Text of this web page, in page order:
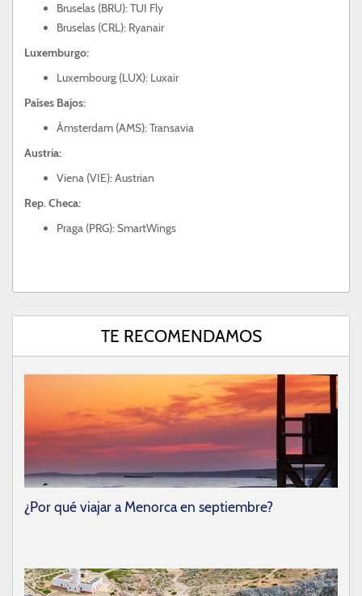
Bruselas (BRU): TUI Fly
Bruselas (CRL): Ryanair
Luxemburgo:
Luxembourg (LUX): Luxair
Países Bajos:
Ámsterdam (AMS): Transavia
Austria:
Viena (VIE): Austrian
Rep. Checa:
Praga (PRG): SmartWings
TE RECOMENDAMOS
¿Por qué viajar a Menorca en septiembre?